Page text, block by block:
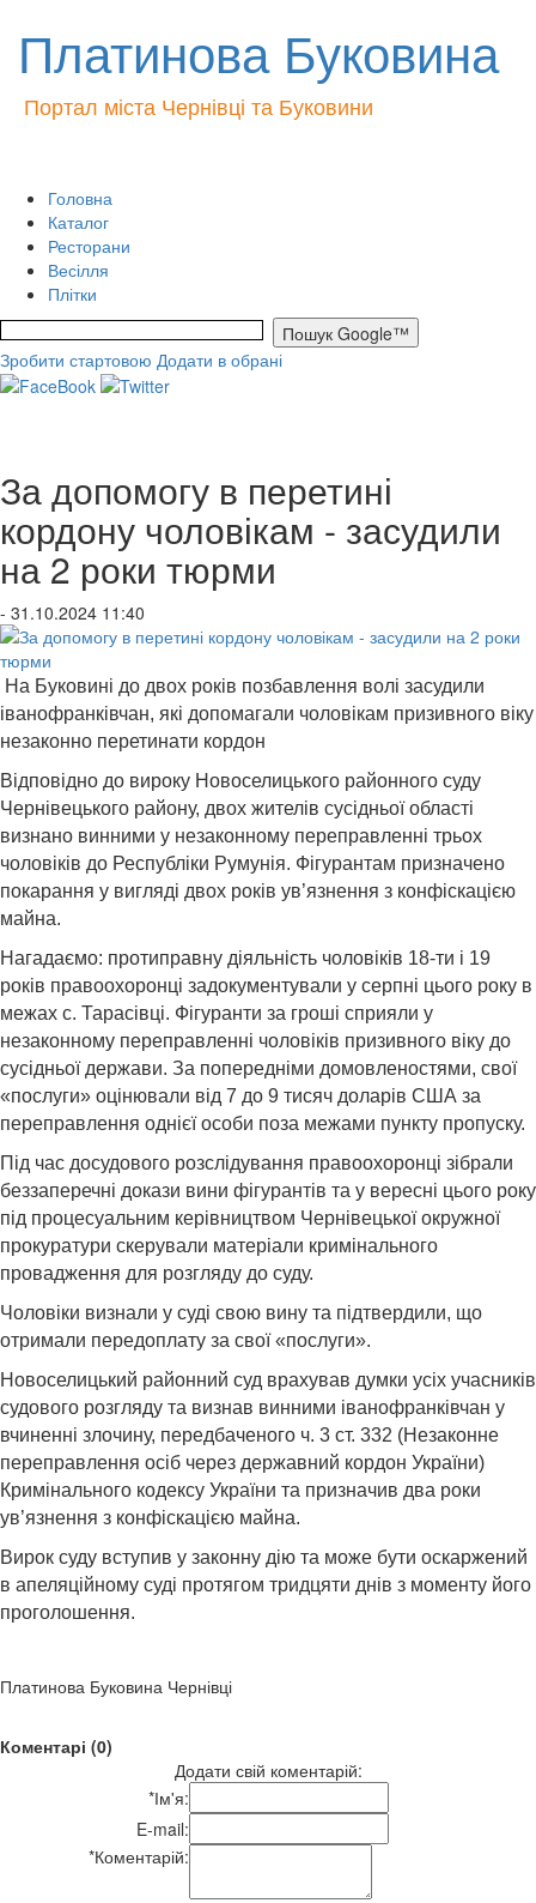
Платинова Буковина
Портал міста Чернівці та Буковини
Головна
Каталог
Ресторани
Весілля
Плітки
Зробити стартовою Додати в обрані
За допомогу в перетині
кордону чоловікам - засудили
на 2 роки тюрми
- 31.10.2024 11:40
На Буковині до двох років позбавлення волі засудили
іванофранківчан, які допомагали чоловікам призивного віку
незаконно перетинати кордон
Відповідно до вироку Новоселицького районного суду
Чернівецького району, двох жителів сусідньої області
визнано винними у незаконному переправленні трьох
чоловіків до Республіки Румунія. Фігурантам призначено
покарання у вигляді двох років ув’язнення з конфіскацією
майна.
Нагадаємо: протиправну діяльність чоловіків 18-ти і 19
років правоохоронці задокументували у серпні цього року в
межах с. Тарасівці. Фігуранти за гроші сприяли у
незаконному переправленні чоловіків призивного віку до
сусідньої держави. За попередніми домовленостями, свої
«послуги» оцінювали від 7 до 9 тисяч доларів США за
переправлення однієї особи поза межами пункту пропуску.
Під час досудового розслідування правоохоронці зібрали
беззаперечні докази вини фігурантів та у вересні цього року
під процесуальним керівництвом Чернівецької окружної
прокуратури скерували матеріали кримінального
провадження для розгляду до суду.
Чоловіки визнали у суді свою вину та підтвердили, що
отримали передоплату за свої «послуги».
Новоселицький районний суд врахував думки усіх учасників
судового розгляду та визнав винними іванофранківчан у
вчиненні злочину, передбаченого ч. 3 ст. 332 (Незаконне
переправлення осіб через державний кордон України)
Кримінального кодексу України та призначив два роки
ув’язнення з конфіскацією майна.
Вирок суду вступив у законну дію та може бути оскаржений
в апеляційному суді протягом тридцяти днів з моменту його
проголошення.
Платинова Буковина Чернівці
Коментарі (0)
Додати свій коментарій:
*Ім'я:
E-mail:
*Коментарій: